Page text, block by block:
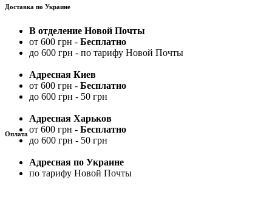
Доставка по Украине
В отделение Новой Почты
от 600 грн - Бесплатно
до 600 грн - по тарифу Новой Почты
Адресная Киев
от 600 грн - Бесплатно
до 600 грн - 50 грн
Адресная Харьков
от 600 грн - Бесплатно
до 600 грн - 50 грн
Адресная по Украине
по тарифу Новой Почты
Оплата